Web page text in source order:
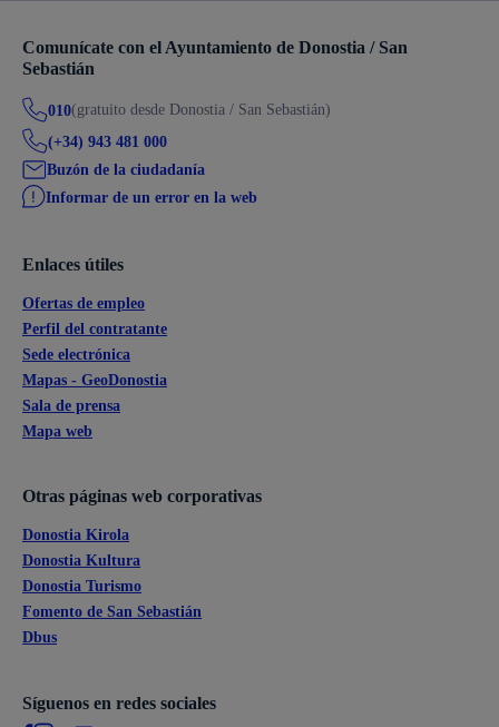
Comunícate con el Ayuntamiento de Donostia / San
Sebastián
010(gratuito desde Donostia / San Sebastián)
(+34) 943 481 000
Buzón de la ciudadanía
Informar de un error en la web
Enlaces útiles
Ofertas de empleo
Perfil del contratante
Sede electrónica
Mapas - GeoDonostia
Sala de prensa
Mapa web
Otras páginas web corporativas
Donostia Kirola
Donostia Kultura
Donostia Turismo
Fomento de San Sebastián
Dbus
Síguenos en redes sociales